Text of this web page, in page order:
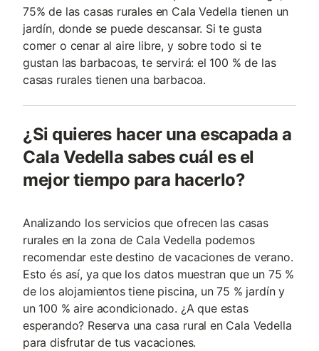
75% de las casas rurales en Cala Vedella tienen un
jardín, donde se puede descansar. Si te gusta
comer o cenar al aire libre, y sobre todo si te
gustan las barbacoas, te servirá: el 100 % de las
casas rurales tienen una barbacoa.
¿Si quieres hacer una escapada a
Cala Vedella sabes cuál es el
mejor tiempo para hacerlo?
Analizando los servicios que ofrecen las casas
rurales en la zona de Cala Vedella podemos
recomendar este destino de vacaciones de verano.
Esto és así, ya que los datos muestran que un 75 %
de los alojamientos tiene piscina, un 75 % jardín y
un 100 % aire acondicionado. ¿A que estas
esperando? Reserva una casa rural en Cala Vedella
para disfrutar de tus vacaciones.